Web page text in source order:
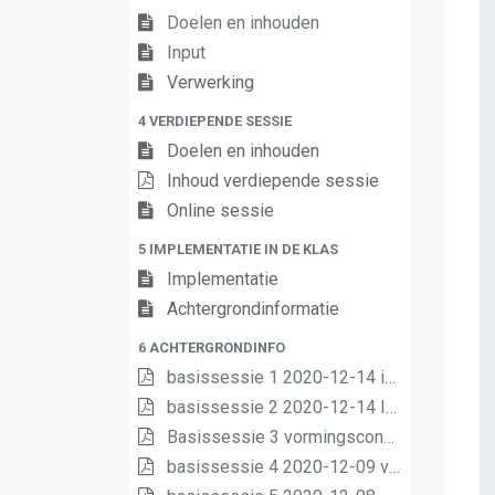
Doelen en inhouden
Input
Verwerking
4 VERDIEPENDE SESSIE
Doelen en inhouden
Inhoud verdiepende sessie
Online sessie
5 IMPLEMENTATIE IN DE KLAS
Implementatie
Achtergrondinformatie
6 ACHTERGRONDINFO
basissessie 1 2020-12-14 intro (2) (2) (1) (1)
basissessie 2 2020-12-14 Inhoud en opbouw (2) (1) (1)
Basissessie 3 vormingsconcept (1)
basissessie 4 2020-12-09 van matrix nr leerplannen pdf (1) (1)